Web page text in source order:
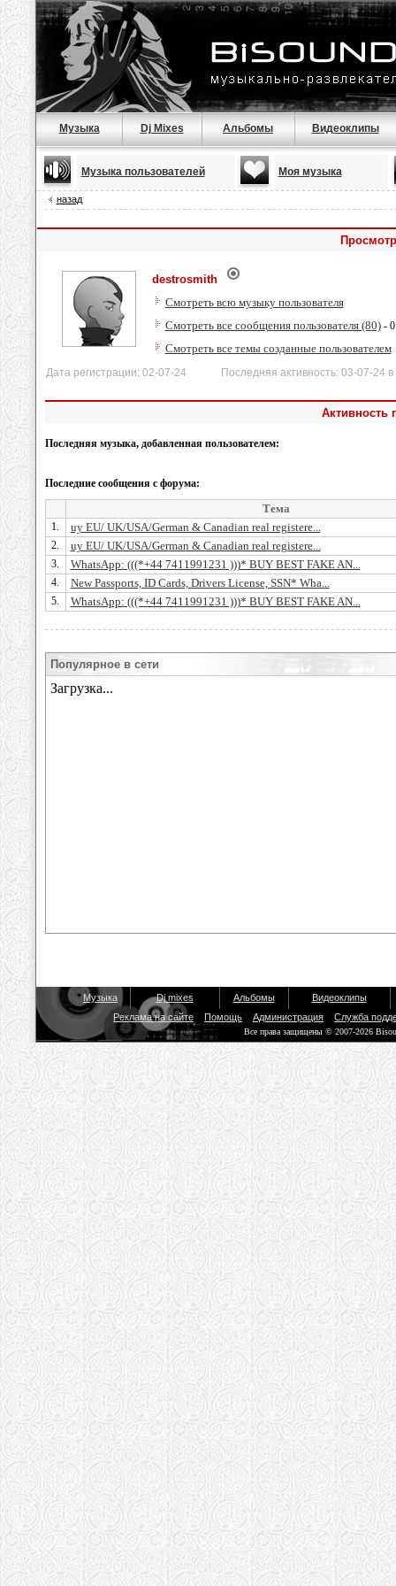
Музыка Dj Mixes Альбомы Видеоклипы
Музыка пользователей Моя музыка
назад
destrosmith
Смотреть всю музыку пользователя
Смотреть все сообщения пользователя (80)-
Смотреть все темы созданные пользователем
Дата регистрации: 02-07-24 Последняя активность: 03-07-24 в
Активность
Последняя музыка, добавленная пользователем:
Последние сообщения с форума:
Тема
1. uy EU/ UK/USA/German & Canadian real registere...
2. uy EU/ UK/USA/German & Canadian real registere...
3. WhatsApp: (((*+44 7411991231 )))* BUY BEST FAKE AN...
4. New Passports, ID Cards, Drivers License, SSN* Wha...
5. WhatsApp: (((*+44 7411991231 )))* BUY BEST FAKE AN...
Популярное в сети
Музыка Dj mixes Альбомы
Видеоклипы
Реклама на сайте
Помощь Администрация Служба
Все права защищены © 2007-2026